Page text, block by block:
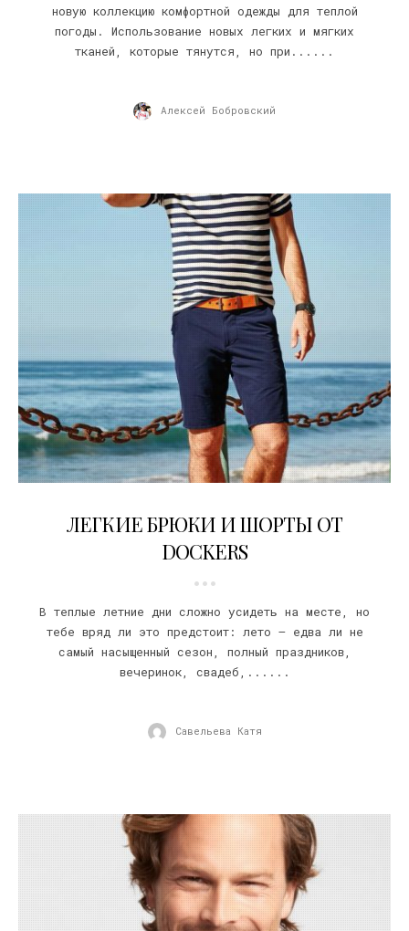
новую коллекцию комфортной одежды для теплой
погоды. Использование новых легких и мягких
тканей, которые тянутся, но при......
Алексей Бобровский
ЛЕГКИЕ БРЮКИ И ШОРТЫ ОТ
DOCKERS
В теплые летние дни сложно усидеть на месте, но
тебе вряд ли это предстоит: лето – едва ли не
самый насыщенный сезон, полный праздников,
вечеринок, свадеб,......
Савельева Катя